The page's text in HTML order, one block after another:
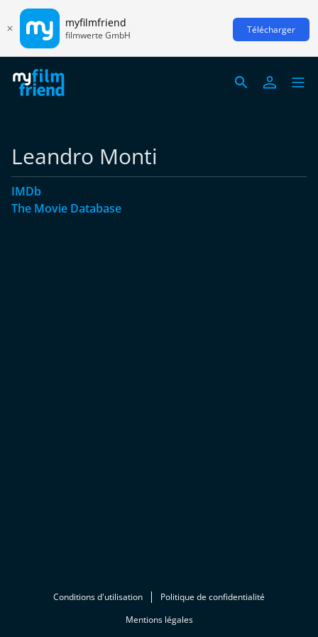
myfilmfriend
filmwerte GmbH Télécharger
Leandro Monti
IMDb
The Movie Database
Conditions d'utilisation
Politique de confidentialité
Mentions légales